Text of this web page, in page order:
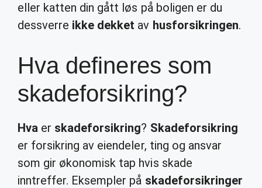
eller katten din gått løs på boligen er du
dessverre ikke dekket av husforsikringen.
Hva defineres som
skadeforsikring?
Hva er skadeforsikring? Skadeforsikring
er forsikring av eiendeler, ting og ansvar
som gir økonomisk tap hvis skade
inntreffer. Eksempler på skadeforsikringer